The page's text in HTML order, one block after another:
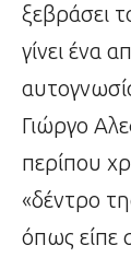
ξεβράσει
γίνει ένα
Γιώργο
περίπου
«δέντρο
όπως είπε